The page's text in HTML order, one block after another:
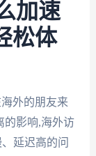
加速
松体
外的朋友来
的影响,海外访
延迟高的问